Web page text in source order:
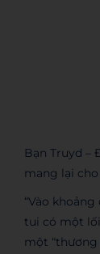
Bạn Truyd –
mang lại
“Vào
tui có một
một “thương